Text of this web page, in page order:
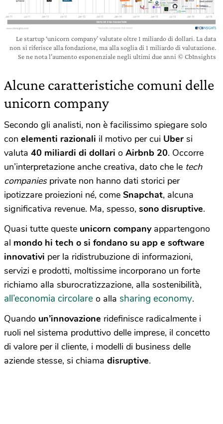
Le startup ‘unicorn company’ valutate oltre 1 miliardo di dollari. La data
non si riferisce alla fondazione, ma alla soglia di 1 miliardo di valutazione.
Se ne nota l’aumento esponenziale negli ultimi due anni © CbInsights
Alcune caratteristiche comuni delle
unicorn company
Secondo gli analisti, non è facilissimo spiegare solo
con elementi razionali il motivo per cui Uber si
valuta 40 miliardi di dollari o Airbnb 20. Occorre
un’interpretazione anche creativa, dato che le tech
companiesprivate non hanno dati storici per
ipotizzare proiezioni né, come Snapchat, alcuna
significativa revenue. Ma, spesso, sono disruptive.
Quasi tutte queste unicorn companyappartengono
al mondo hi tech o si fondano su app e software
innovativi per la ridistrubuzione di informazioni,
servizi e prodotti, moltissime incorporano un forte
richiamo alla sburocratizzazione, alla sostenibilità,
all’economia circolare o alla sharing economy.
Quando un’innovazione ridefinisce radicalmente i
ruoli nel sistema produttivo delle imprese, il concetto
di valore per il cliente, i modelli di business delle
aziende stesse, si chiama disruptive.